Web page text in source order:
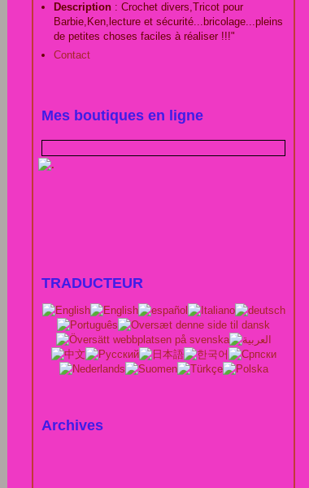
Description : Crochet divers,Tricot pour
Barbie,Ken,lecture et sécurité...bricolage...pleins
de petites choses faciles à réaliser !!!"
Contact
Mes boutiques en ligne
TRADUCTEUR
Archives